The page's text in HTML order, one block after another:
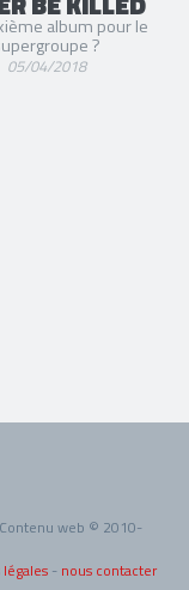
album pour le
?
05/04/2018
web © 2010-
- nous contacter